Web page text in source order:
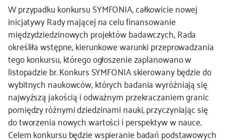
W przypadku konkursu SYMFONIA, całkowicie nowej
inicjatywy Rady mającej na celu finansowanie
międzydziedzinowych projektów badawczych, Rada
określiła wstępne, kierunkowe warunki przeprowadzania
tego konkursu, którego ogłoszenie zaplanowano w
listopadzie br. Konkurs SYMFONIA skierowany będzie do
wybitnych naukowców, których badania wyróżniają się
najwyższą jakością i odważnym przekraczaniem granic
pomiędzy różnymi dziedzinami nauki, przyczyniając się
do tworzenia nowych wartości i perspektyw w nauce.
Celem konkursu będzie wspieranie badań podstawowych